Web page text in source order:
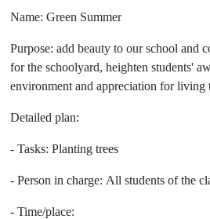
Name: Green Summer
Purpose: add beauty to our school and
for the schoolyard, heighten students'
environment and appreciation for living
Detailed plan:
- Tasks: Planting trees
- Person in charge: All students of the
- Time/place: